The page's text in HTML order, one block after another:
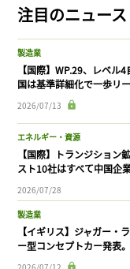
注目のニュース
製造業
【国際】WP.29、レベル
国は基準詳細化で一歩リ
2026/07/13
エネルギー・資源
【国際】トランジション
スト10社はすべて中国企
2026/07/28
製造業
【イギリス】ジャガー・
ー型コンセプトカー発表